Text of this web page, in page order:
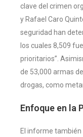
clave del crimen
y Rafael Caro
seguridad han
los cuales 8,509
prioritarios”.
de 53,000 armas
drogas, como
Enfoque en la
El informe también